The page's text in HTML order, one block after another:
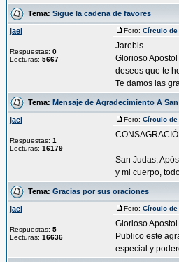
Tema: Sigue la cadena de favores
jaei
Respuestas: 0
Lecturas: 5667
Foro: Círculo
Jarebis
Glorioso
deseos que te
Te damos las
Tema: Mensaje de Agradecimiento A
jaei
Respuestas: 1
Lecturas: 16179
Foro: Círculo
San Judas,
y mi cuerpo,
Tema: Gracias por sus oraciones
jaei
Respuestas: 5
Lecturas: 16636
Foro: Círculo
Glorioso
Publico este
especial y